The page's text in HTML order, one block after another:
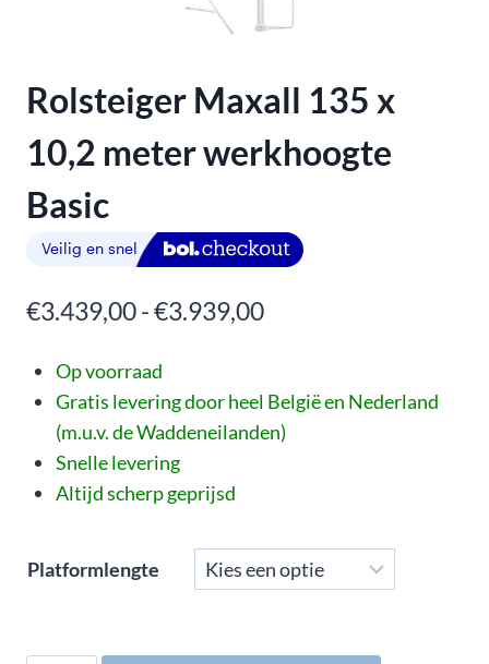
Rolsteiger Maxall 135 x
10,2 meter werkhoogte
Basic
€3.439,00-€3.939,00
Op voorraad
Gratis levering door heel België en Nederland
(m.u.v. de Waddeneilanden)
Snelle levering
Altijd scherp geprijsd
Platformlengte